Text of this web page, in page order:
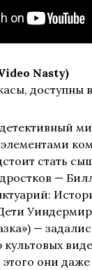
Nasty)
доступны
стать
—
—
они